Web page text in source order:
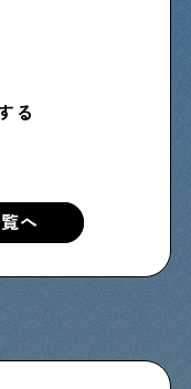
店を紹介する記事です
る
へ